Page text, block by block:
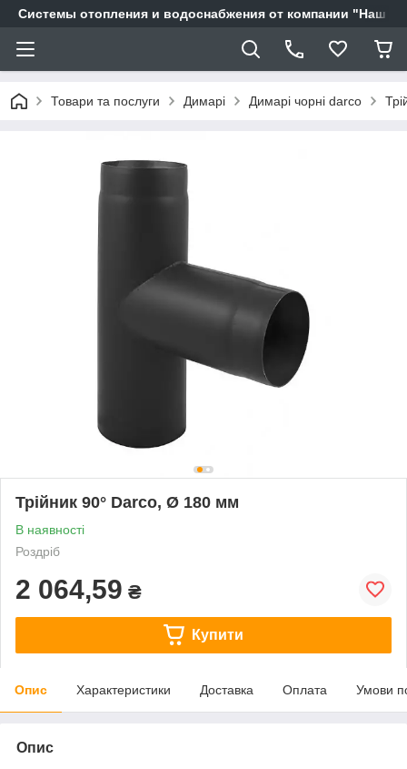
Системы отопления и водоснабжения от компании "Наш
Товари та послуги Димарі Димарі чорні darco
Трійник 90° Darco, Ø 180 мм
В наявності
Роздріб
2 064,59 ₴
Купити
Опис Характеристики Доставка Оплата Умови
Опис